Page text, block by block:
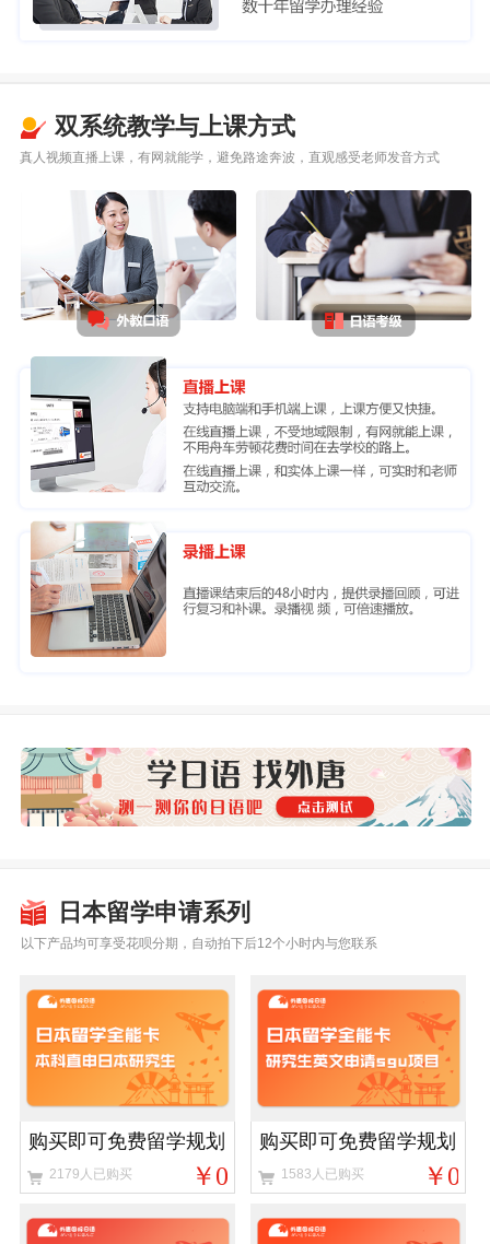
双系统教学与上课方式
真人视频直播上课，有网就能学，避免路途奔波，直观感受老师发音方式
购买即可免费留学规划
2179人已购买 ￥0
购买即可免费留学规划
1583人已购买 ￥0
日本留学申请系列
以下产品均可享受花呗分期，自动拍下后12个小时内与您联系